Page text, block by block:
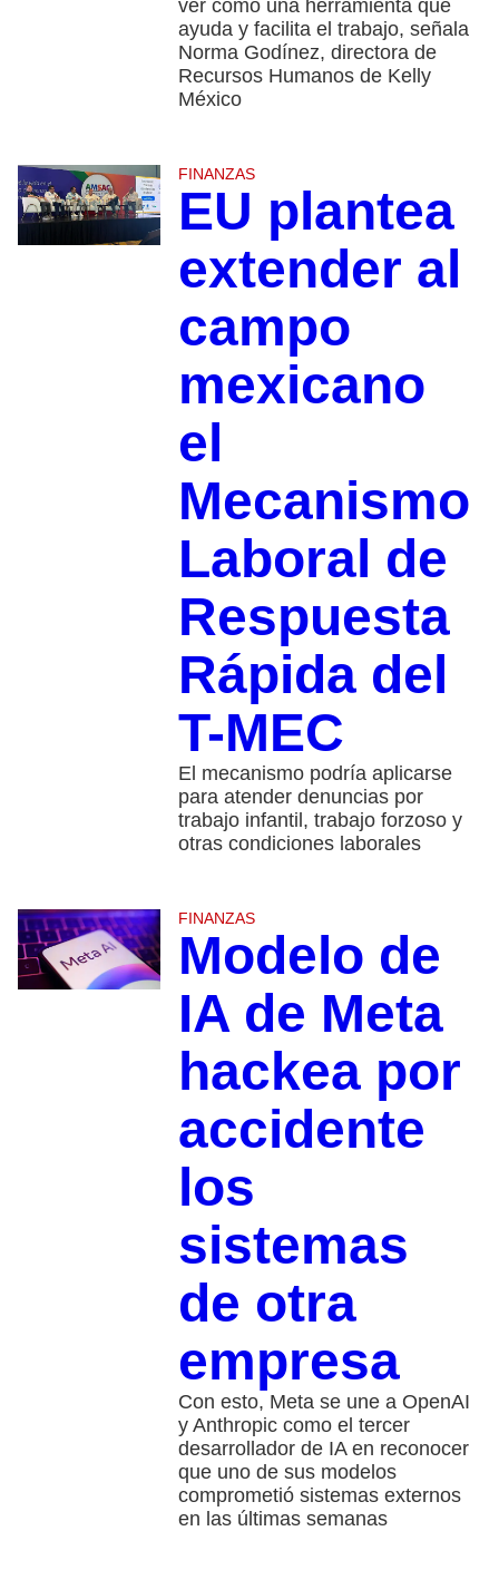
ver como una herramienta que
ayuda y facilita el trabajo, señala
Norma Godínez, directora de
Recursos Humanos de Kelly
México
FINANZAS
EU plantea
extender al
campo
mexicano
el
Mecanismo
Laboral de
Respuesta
Rápida del
T-MEC
El mecanismo podría aplicarse
para atender denuncias por
trabajo infantil, trabajo forzoso y
otras condiciones laborales
FINANZAS
Modelo de
IA de Meta
hackea por
accidente
los
sistemas
de otra
empresa
Con esto, Meta se une a OpenAI
y Anthropic como el tercer
desarrollador de IA en reconocer
que uno de sus modelos
comprometió sistemas externos
en las últimas semanas